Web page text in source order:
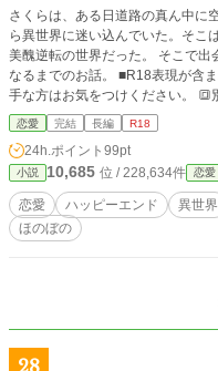
さくらは、ある日道路の真ん中に
ら異世界に迷い込んでいた。そこ
美醜逆転の世界だった。 そこで
なるまでのお話。 ■R18表現が含まれる場合、サブタイトルに※がつきます。苦
手な方はお気をつけください。
ます。 🔳2025.4.24 HOT女性向け
います。
恋愛 完結 長編 R18
24h.ポイント 99pt
小説 10,685 位 / 228,634件 恋愛
恋愛 ハッピーエンド 異世界
ほのぼの
28